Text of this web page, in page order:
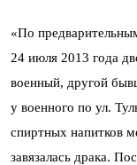
«По
24 июля 2013 года
военный, другой
у военного по ул.
спиртных напитков
завязалась драка.